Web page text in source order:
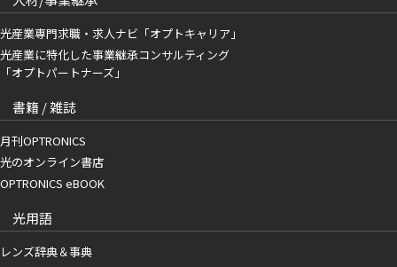
光産業専門求職・求人ナビ「オプトキャリア」
光産業に特化した事業継承コンサルティング
「オプトパートナーズ」
書籍 / 雑誌
月刊OPTRONICS
光のオンライン書店
OPTRONICS eBOOK
光用語
レンズ辞典＆事典